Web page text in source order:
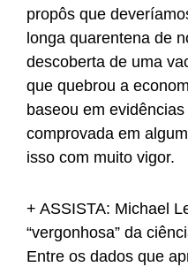
propôs que
longa quarentena de
descoberta de uma
que quebrou a
baseou em
comprovada em
isso com muito vigor.
+ ASSISTA: Michael
“vergonhosa” da
Entre os dados que